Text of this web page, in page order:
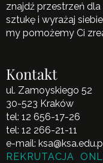
znajdź przestrzeń dla
sztukę i wyrażaj
my pomożemy Ci
Kontakt
ul. Zamoyskiego 52
30-523 Kraków
tel: 12 656-17-26
tel: 12 266-21-11
e-mail:
REKRUTACJA